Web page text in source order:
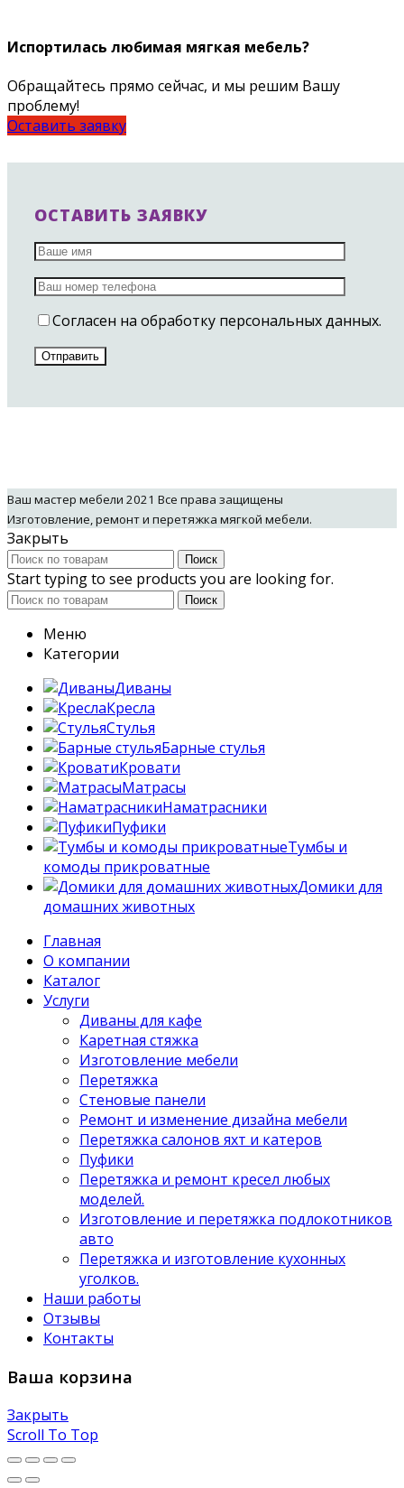
Испортилась любимая мягкая мебель?
Обращайтесь прямо сейчас, и мы решим Вашу
проблему!
Оставить заявку
ОСТАВИТЬ ЗАЯВКУ
Согласен на обработку персональных данных.
Ваш мастер мебели 2021 Все права защищены
Изготовление, ремонт и перетяжка мягкой мебели.
Закрыть
Поиск
Start typing to see products you are looking for.
Поиск
Меню
Категории
Диваны
Кресла
Стулья
Барные стулья
Кровати
Матрасы
Наматрасники
Пуфики
Тумбы и
комоды прикроватные
Домики для
домашних животных
Главная
О компании
Каталог
Услуги
Диваны для кафе
Каретная стяжка
Изготовление мебели
Перетяжка
Стеновые панели
Ремонт и изменение дизайна мебели
Перетяжка салонов яхт и катеров
Пуфики
Перетяжка и ремонт кресел любых
моделей.
Изготовление и перетяжка подлокотников
авто
Перетяжка и изготовление кухонных
уголков.
Наши работы
Отзывы
Контакты
Ваша корзина
Закрыть
Scroll To Top